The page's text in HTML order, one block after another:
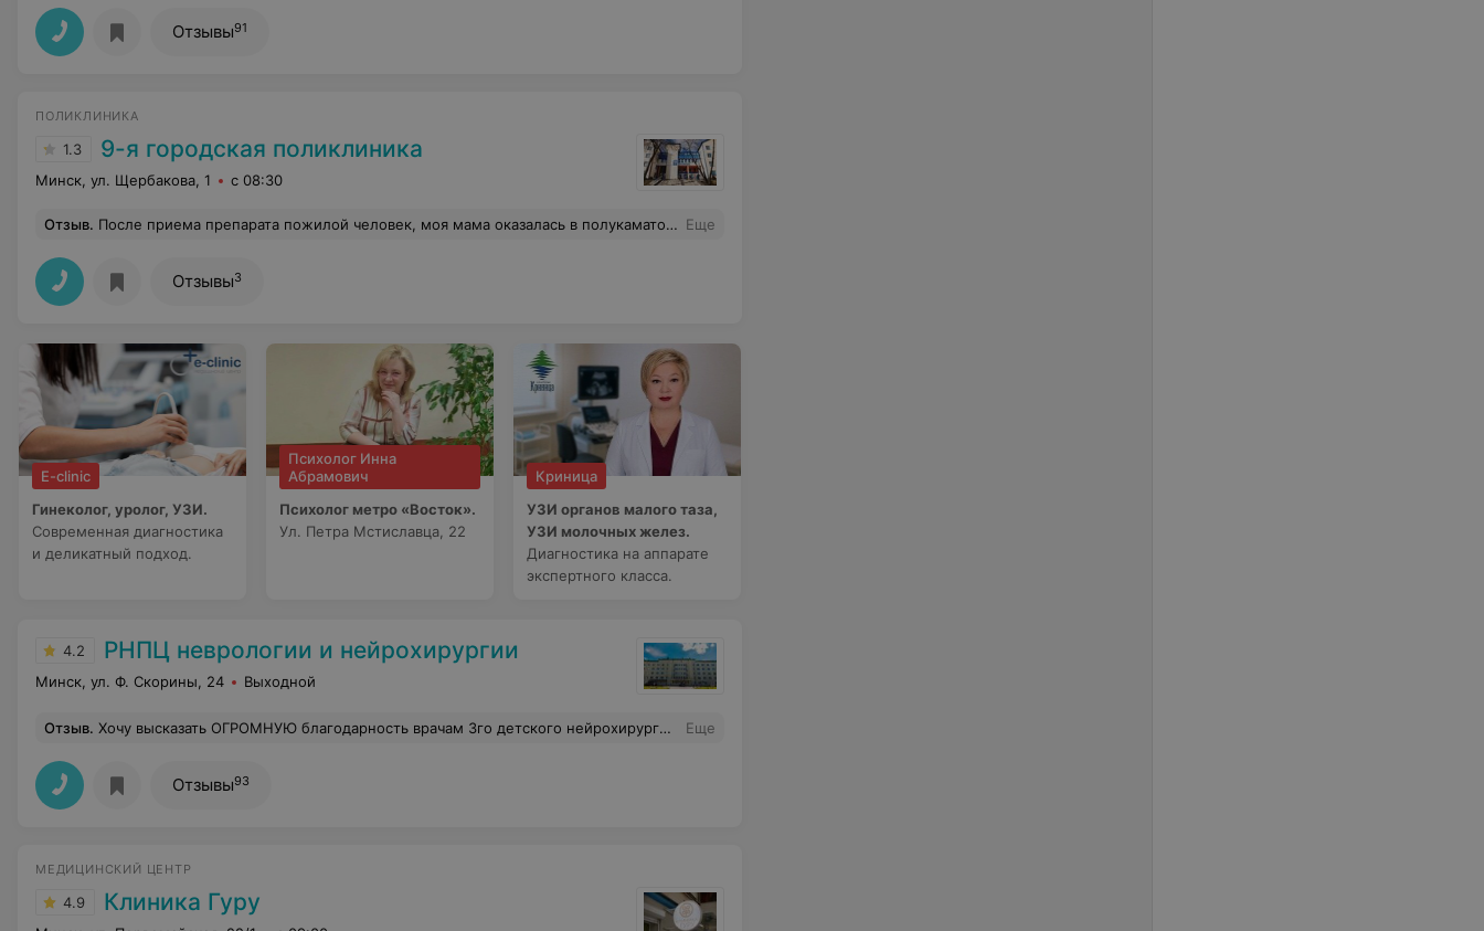
Отзывы91
ПОЛИКЛИНИКА
1.3 9-я городская поликлиника
Минск, ул. Щербакова, 1 с 08:30
Отзыв. После приема препарата пожилой человек, моя мама оказалась в полукаматозном состоянии, перестала двигаться, вставать на ноги, самостоятельно кушать, без посторонней помощи беда. И так больной человек, а сейчас вдвойне. Вызывали скорые помощи, возили на обследование на скорой в больницу. Через день позвонили из поликлиники спросили предисторию и состояние больного и нуждаемся ли в визите врача. Я подтвердила необходимость посещения врачем, т.к. состояние особо не улучшилось. Прождали врача с 13.00 до 20.30 врач так и не пришел. Пожилой человек по прежнему нуждается в осмотре и медицинской помощи. Для чего некоторые работники поликлиники создают активную деятельность непонятно, ведь можно было перезвонить и предупредить, а не обещать визит врача после 14.00. Однис словом " замечательная" поликлиника и отношение персонала соответствующее. Еще
Отзывы3
E-clinic
Гинеколог, уролог, УЗИ.
Современная диагностика
и деликатный подход.
Психолог Инна
Абрамович
Психолог метро «Восток».
Ул. Петра Мстиславца, 22
Криница
УЗИ органов малого таза,
УЗИ молочных желез.
Диагностика на аппарате
экспертного класса.
4.2 РНПЦ неврологии и нейрохирургии
Минск, ул. Ф. Скорины, 24 Выходной
Отзыв. Хочу высказать ОГРОМНУЮ благодарность врачам 3го детского нейрохирургического отделения РНПЦ неврологии и нейрохирургии - Михаилу Владимировичу и Александру Петровичу Корень!! Это врачи с большой буквы!!! Спасибо за Ваш профессионализм!! Своими "золотыми" руками Вы творите чудеса!!! Спасибо огромное за здоровье наших детей!! У моего сына была операция 14 октября 2024 года, и вот спустя уже 1,5 года прослеживается прекрасная положительная динамика!! Этот день я считаю его вторым днём рождения... Диагноз .. Операция ..Это было как во сне и не со мной.. Страшно представить, в каком состоянии был бы ребенок, если бы не блестяще проведенная операция!!! Нижний Вам поклон, Михаил Владимирович и Александр Петрович, лично от меня, как от матери, и от других родителей, чьих детишек Вы тоже вылечили!!! Дай Бог Вам крепкого здоровья, терпения и сил в Вашем нелёгком труде!!! Еще
Отзывы93
МЕДИЦИНСКИЙ ЦЕНТР
4.9 Клиника Гуру